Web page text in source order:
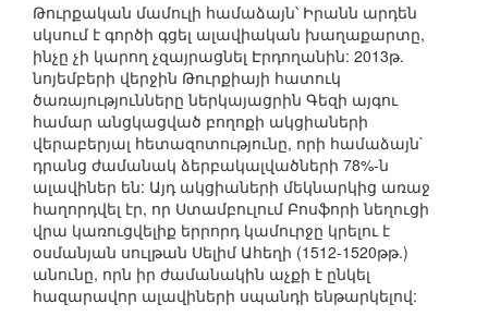
Թուրքական մամուլի համաձայն՝ Իրանն արդեն
սկսում է գործի գցել ալավիական խաղաքարտը,
ինչը չի կարող չզայրացնել Էրդողանին: 2013թ.
նոյեմբերի վերջին Թուրքիայի հատուկ
ծառայությունները ներկայացրին Գեզի այգու
համար անցկացված բողոքի ակցիաների
վերաբերյալ հետազոտությունը, որի համաձայն`
դրանց ժամանակ ձերբակալվածների 78%-ն
ալավիներ են: Այդ ակցիաների մեկնարկից առաջ
հաղորդվել էր, որ Ստամբուլում Բոսֆորի նեղուցի
վրա կառուցվելիք երրորդ կամուրջը կրելու է
օսմանյան սուլթան Սելիմ Ահեղի (1512-1520թթ.)
անունը, որն իր ժամանակին աչքի է ընկել
հազարավոր ալավիների սպանդի ենթարկելով: